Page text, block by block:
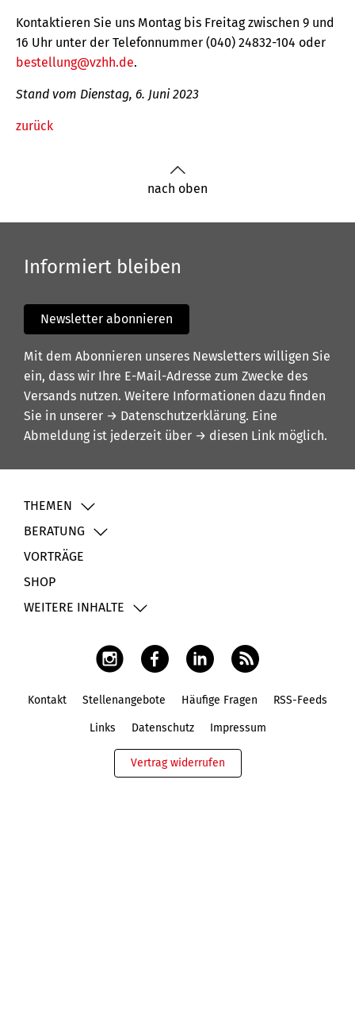
Kontaktieren Sie uns Montag bis Freitag zwischen 9 und
16 Uhr unter der Telefonnummer (040) 24832-104 oder
bestellung@vzhh.de.
Stand vom Dienstag, 6. Juni 2023
zurück
nach oben
Informiert bleiben
Newsletter abonnieren
Mit dem Abonnieren unseres Newsletters willigen Sie
ein, dass wir Ihre E-Mail-Adresse zum Zwecke des
Versands nutzen. Weitere Informationen dazu finden
Sie in unserer → Datenschutzerklärung. Eine
Abmeldung ist jederzeit über → diesen Link möglich.
THEMEN
BERATUNG
VORTRÄGE
SHOP
WEITERE INHALTE
Kontakt Stellenangebote Häufige Fragen RSS-Feeds
Links Datenschutz Impressum
Vertrag widerrufen